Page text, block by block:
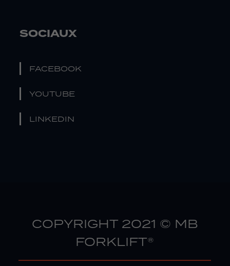
SOCIAUX
FACEBOOK
YOUTUBE
LINKEDIN
COPYRIGHT 2021 © MB
FORKLIFT®